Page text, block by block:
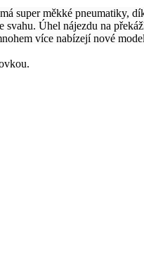
měkké pneumatiky,
Úhel nájezdu na
více nabízejí nové